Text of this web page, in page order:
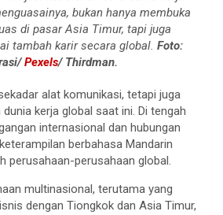
bukan hanya membuka
di pasar Asia Timur, tapi juga
tambah karir secara global. Foto:
Pexels/ Thirdman.
alat komunikasi, tetapi juga
kerja global saat ini. Di tengah
internasional dan hubungan
berbahasa Mandarin
perusahaan-perusahaan global.
multinasional, terutama yang
dengan Tiongkok dan Asia Timur,